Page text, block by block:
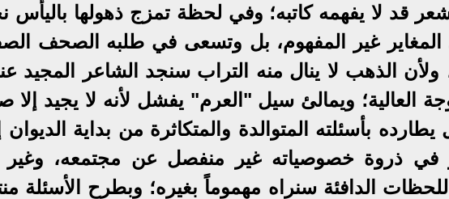
قد لا يفهمه كاتبه؛ وفي لحظة تمزج ذهولها باليأس
المغاير غير المفهوم، بل وتسعى في طلبه الصحف
ولأن الذهب لا ينال منه التراب سنجد الشاعر المجيد
العالية؛ ويمالئ سيل "العرم" يفشل لأنه لا يجيد إلا
بأسئلته المتوالدة والمتكاثرة من بداية الديوان
في ذروة خصوصياته غير منفصل عن مجتمعه، وغير
الدافئة سنراه مهموماً بغيره؛ وبطرح الأسئلة